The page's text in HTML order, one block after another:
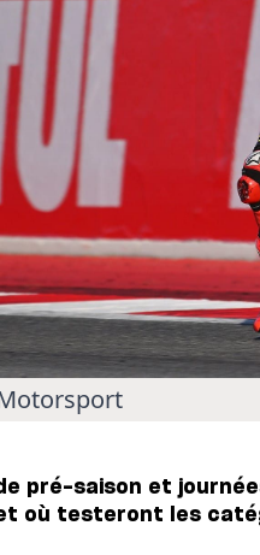
pré-saison et
où testeront les